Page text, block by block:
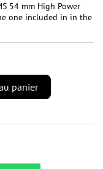
54 mm High Power
one included in in the
panier